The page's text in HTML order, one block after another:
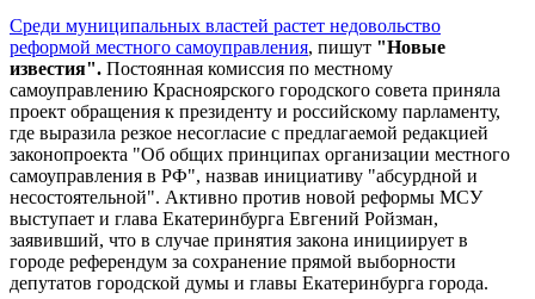
Среди муниципальных властей растет недовольство
реформой местного самоуправления, пишут "Новые
известия". Постоянная комиссия по местному
самоуправлению Красноярского городского совета приняла
проект обращения к президенту и российскому парламенту,
где выразила резкое несогласие с предлагаемой редакцией
законопроекта "Об общих принципах организации местного
самоуправления в РФ", назвав инициативу "абсурдной и
несостоятельной". Активно против новой реформы МСУ
выступает и глава Екатеринбурга Евгений Ройзман,
заявивший, что в случае принятия закона инициирует в
городе референдум за сохранение прямой выборности
депутатов городской думы и главы Екатеринбурга города.